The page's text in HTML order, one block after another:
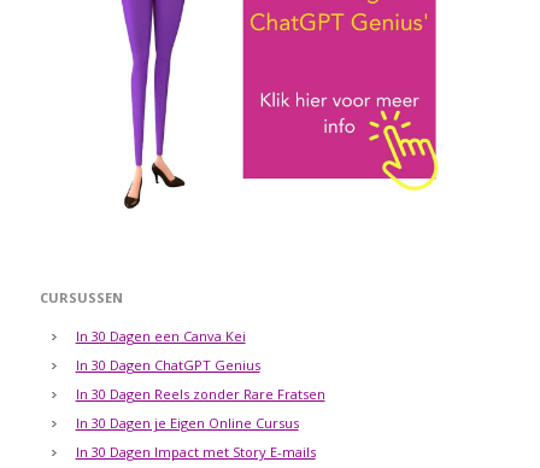
CURSUSSEN
In 30 Dagen een Canva Kei
In 30 Dagen ChatGPT Genius
In 30 Dagen Reels zonder Rare Fratsen
In 30 Dagen je Eigen Online Cursus
In 30 Dagen Impact met Story E-mails